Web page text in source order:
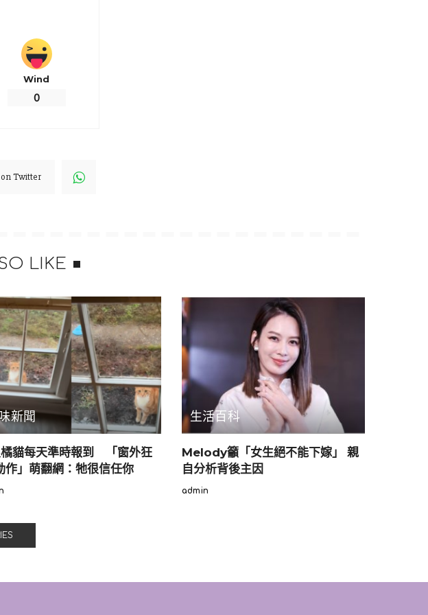
表歉意！度假區製
合，期盼不久與您
Wind
0
Twitter
LIKE
新聞
貓每天準時報到 「窗外狂
作」萌翻網：牠很信任你
生活百科
Melody籲「女生絕不能下嫁」 親
自分析背後主因
Posted
admin